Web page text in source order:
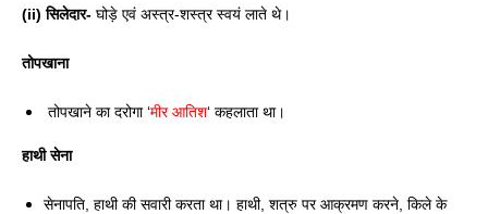
(ii) सिलेदार- घोड़े एवं अस्त्र-शस्त्र स्वयं लाते थे।
तोपखाना
तोपखाने का दरोगा ‘मीर आतिश‘ कहलाता था।
हाथी सेना
सेनापति, हाथी की सवारी करता था। हाथी, शत्रु पर आक्रमण करने, किले के